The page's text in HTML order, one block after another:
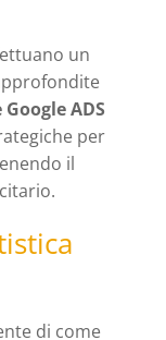
un
ADS
per
il
di come